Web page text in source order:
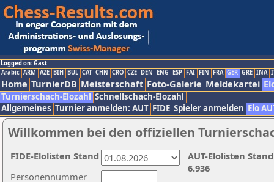
Logged on: Gast
Arabic ARM AZE BIH BUL CAT CHN CRO CZE DEN ENG ESP FAI FIN FRA GER GRE INA
Home TurnierDB Meisterschaft Foto-Galerie Meldekartei
Turnierschach-Elozahl Schnellschach-Elozahl
Allgemeines Turnier anmelden: AUT FIDE Spieler anmelden Elo
Willkommen bei den offiziellen
Personennummer
AUT-Elolisten
6.936
FIDE-Elolisten Stand